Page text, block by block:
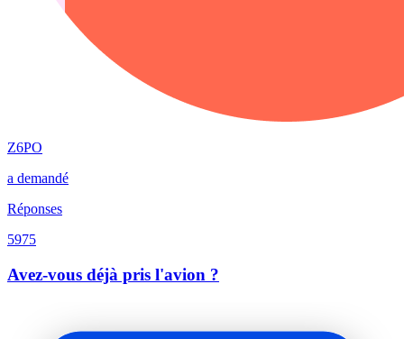
Z6PO
a demandé
Réponses
5975
Avez-vous déjà pris l'avion ?